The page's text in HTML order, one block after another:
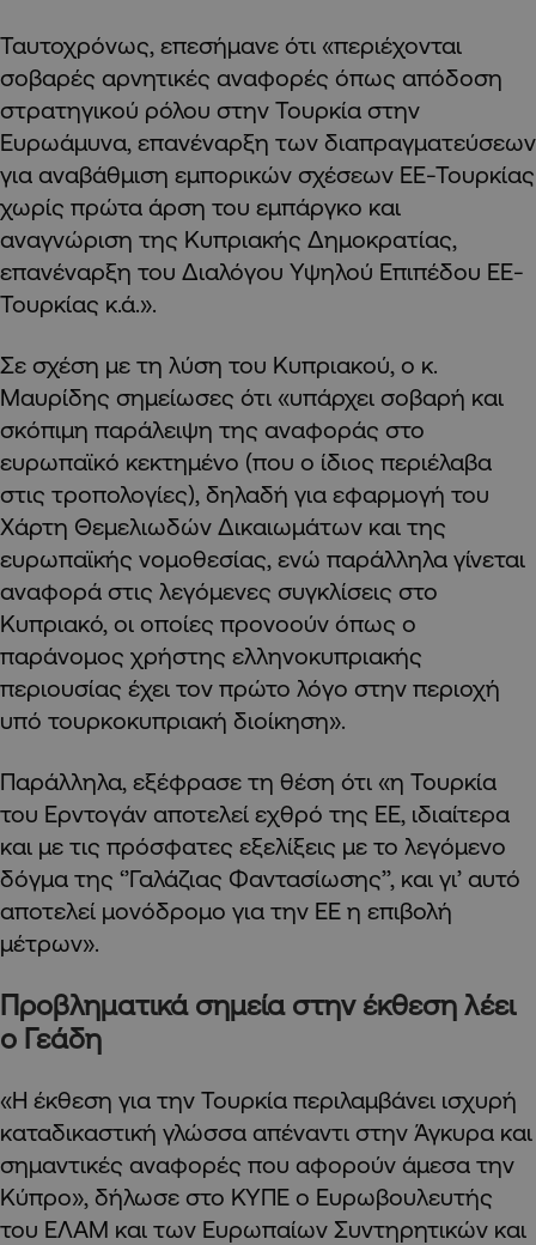
Ταυτοχρόνως, επεσήμανε ότι «περιέχονται
σοβαρές αρνητικές αναφορές όπως απόδοση
στρατηγικού ρόλου στην Τουρκία στην
Ευρωάμυνα, επανέναρξη των διαπραγματεύσεων
για αναβάθμιση εμπορικών σχέσεων ΕΕ-Τουρκίας
χωρίς πρώτα άρση του εμπάργκο και
αναγνώριση της Κυπριακής Δημοκρατίας,
επανέναρξη του Διαλόγου Υψηλού Επιπέδου ΕΕ-
Τουρκίας κ.ά.».
Σε σχέση με τη λύση του Κυπριακού, ο κ.
Μαυρίδης σημείωσες ότι «υπάρχει σοβαρή και
σκόπιμη παράλειψη της αναφοράς στο
ευρωπαϊκό κεκτημένο (που ο ίδιος περιέλαβα
στις τροπολογίες), δηλαδή για εφαρμογή του
Χάρτη Θεμελιωδών Δικαιωμάτων και της
ευρωπαϊκής νομοθεσίας, ενώ παράλληλα γίνεται
αναφορά στις λεγόμενες συγκλίσεις στο
Κυπριακό, οι οποίες προνοούν όπως ο
παράνομος χρήστης ελληνοκυπριακής
περιουσίας έχει τον πρώτο λόγο στην περιοχή
υπό τουρκοκυπριακή διοίκηση».
Παράλληλα, εξέφρασε τη θέση ότι «η Τουρκία
του Ερντογάν αποτελεί εχθρό της ΕΕ, ιδιαίτερα
και με τις πρόσφατες εξελίξεις με το λεγόμενο
δόγμα της ‘’Γαλάζιας Φαντασίωσης’’, και γι’ αυτό
αποτελεί μονόδρομο για την ΕΕ η επιβολή
μέτρων».
Προβληματικά σημεία στην έκθεση λέει
ο Γεάδη
«Η έκθεση για την Τουρκία περιλαμβάνει ισχυρή
καταδικαστική γλώσσα απέναντι στην Άγκυρα και
σημαντικές αναφορές που αφορούν άμεσα την
Κύπρο», δήλωσε στο ΚΥΠΕ ο Ευρωβουλευτής
του ΕΛΑΜ και των Ευρωπαίων Συντηρητικών και